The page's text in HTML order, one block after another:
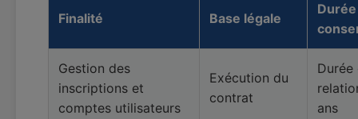
Finalité Base légale
Gestion des
inscriptions et
comptes utilisateurs
Exécution du
contrat
Durée
ans